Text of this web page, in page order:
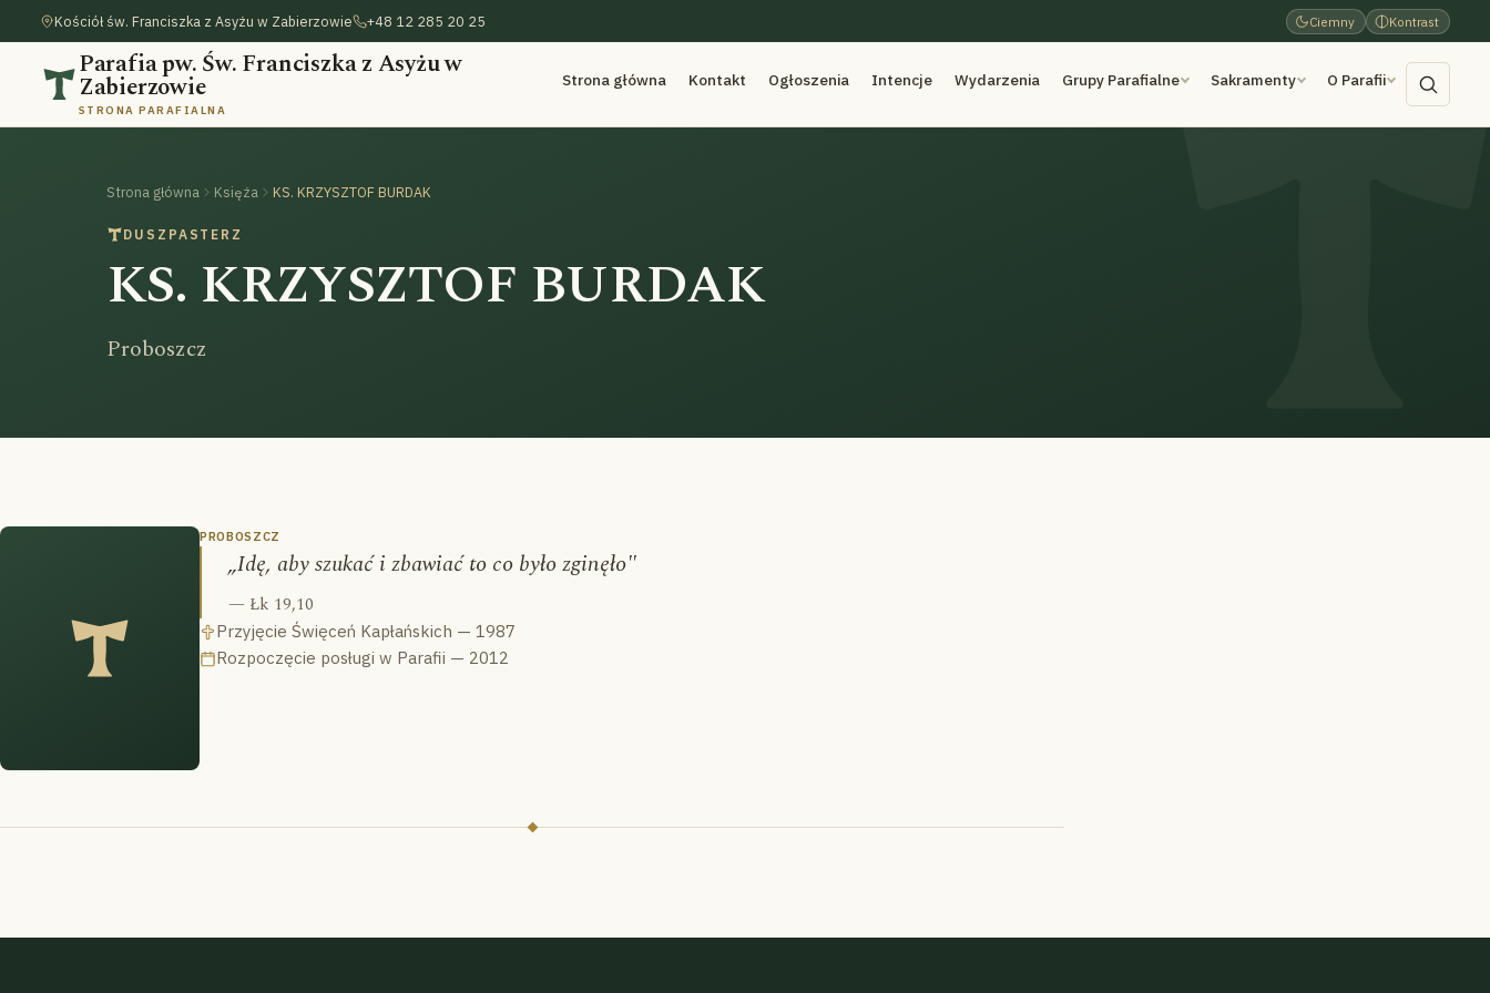
Kościół św. Franciszka z Asyżu w Zabierzowie +48 12 285 20 25 Ciemny Kontrast
Parafia pw. Św. Franciszka z Asyżu w
Zabierzowie
STRONA PARAFIALNA
Strona główna Kontakt Ogłoszenia Intencje Wydarzenia Grupy Parafialne Sakramenty O Parafii
Strona główna Księża KS. KRZYSZTOF BURDAK
DUSZPASTERZ
KS. KRZYSZTOF BURDAK
Proboszcz
PROBOSZCZ
„Idę, aby szukać i zbawiać to co było zginęło"
— Łk 19,10
Przyjęcie Święceń Kapłańskich — 1987
Rozpoczęcie posługi w Parafii — 2012